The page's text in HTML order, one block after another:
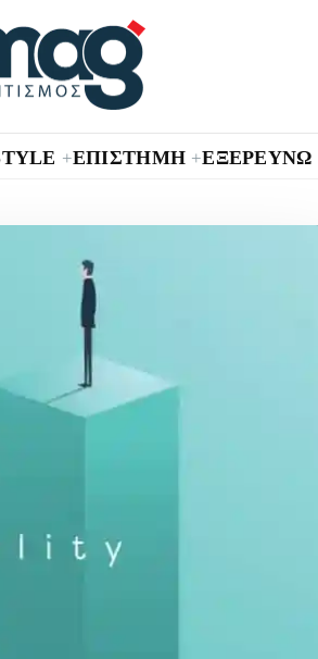
+ΕΠΙΣΤΗΜΗ +ΕΞΕΡΕΥΝΩ